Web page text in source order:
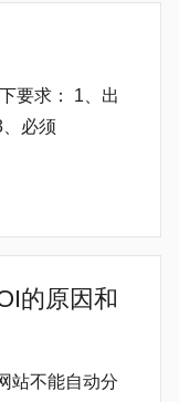
要求： 1、出
必须
的原因和
站不能自动分